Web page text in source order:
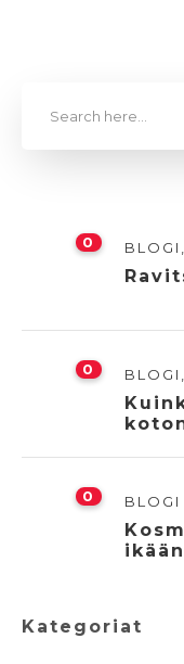
0 BLOGI
0 BLOGI
0 BLOGI
Kategoriat